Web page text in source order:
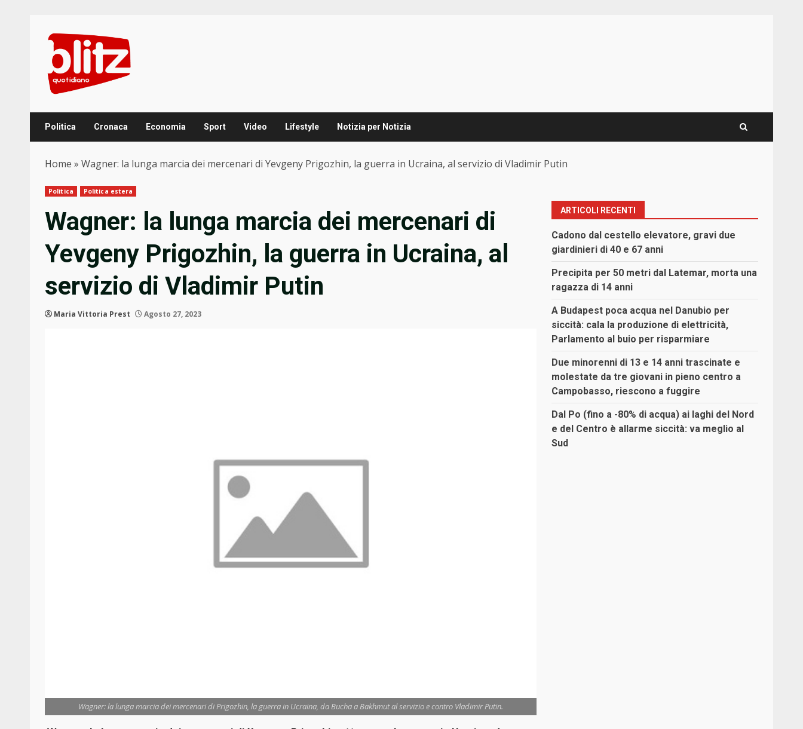
content
Politica Cronaca Economia Sport Video Lifestyle Notizia per Notizia
Home » Wagner: la lunga marcia dei mercenari di Yevgeny Prigozhin, la guerra in Ucraina, al servizio di Vladimir Putin
Politica Politica estera
Wagner: la lunga marcia dei mercenari di
Yevgeny Prigozhin, la guerra in Ucraina, al
servizio di Vladimir Putin
Maria Vittoria Prest Agosto 27, 2023
Wagner: la lunga marcia dei mercenari di Prigozhin, la guerra in Ucraina, da Bucha a Bakhmut al servizio e contro Vladimir Putin.
ARTICOLI RECENTI
Cadono dal cestello elevatore, gravi due
giardinieri di 40 e 67 anni
Precipita per 50 metri dal Latemar, morta una
ragazza di 14 anni
A Budapest poca acqua nel Danubio per
siccità: cala la produzione di elettricità,
Parlamento al buio per risparmiare
Due minorenni di 13 e 14 anni trascinate e
molestate da tre giovani in pieno centro a
Campobasso, riescono a fuggire
Dal Po (fino a -80% di acqua) ai laghi del Nord
e del Centro è allarme siccità: va meglio al
Sud